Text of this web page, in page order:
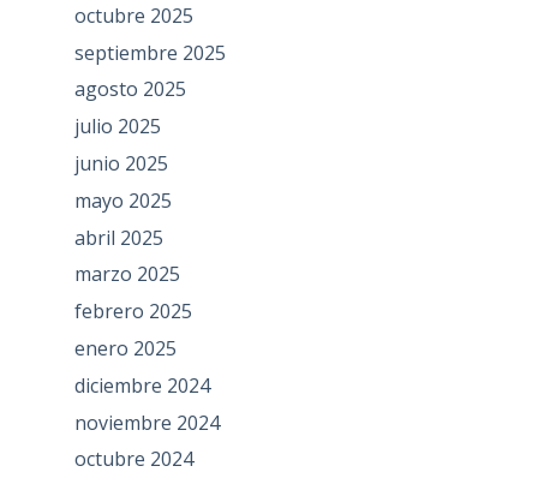
octubre 2025
septiembre 2025
agosto 2025
julio 2025
junio 2025
mayo 2025
abril 2025
marzo 2025
febrero 2025
enero 2025
diciembre 2024
noviembre 2024
octubre 2024